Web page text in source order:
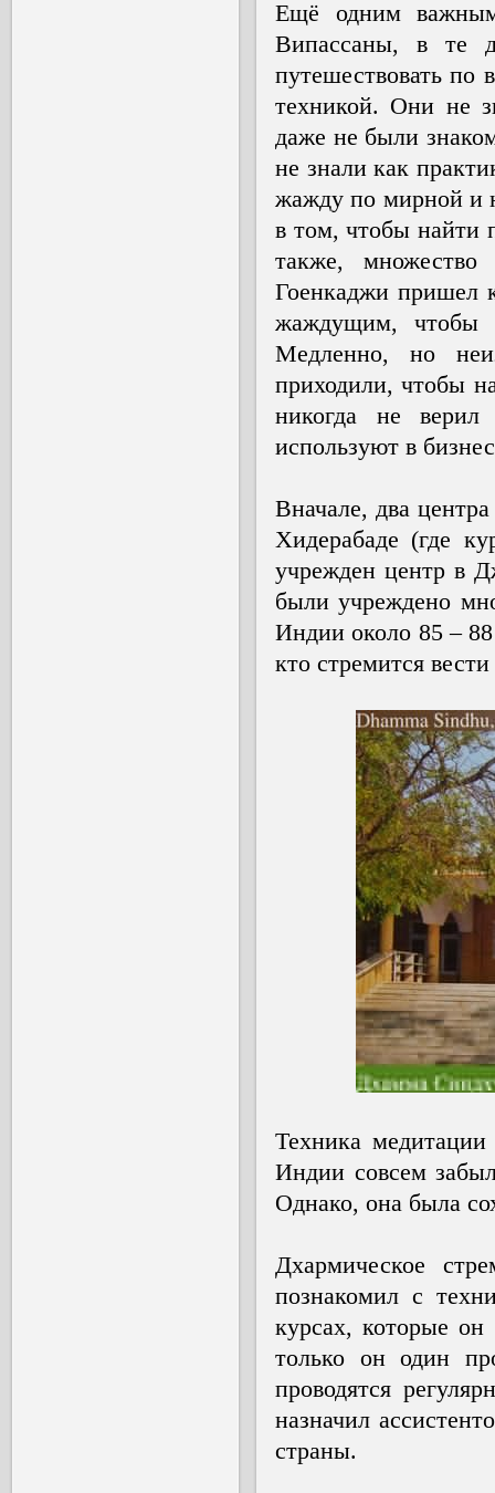
Ещё одним
Випассаны, в те
путешествовать по
техникой. Они не
даже не были
не знали как
жажду по мирной и
в том, чтобы найти
также,
Гоенкаджи пришел
жаждущим, чтобы
Медленно, но
приходили, чтобы
никогда не
используют в
Вначале, два
Хидерабаде (где
учрежден центр в
были учреждено
Индии около 85 – 88
кто стремится
Техника
Индии совсем
Однако, она была
Дхармическое
познакомил с
курсах, которые
только он один
проводятся
назначил
страны.